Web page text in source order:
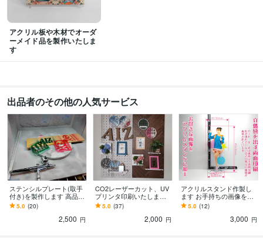
アクリル板や木材でオーダ
ーメイド品を製作いたしま
す
出品者のその他の人気サービス
ステンシルプレート(取手
付き)を製作します 高品質
な1mm厚アクリル板キャ
スト材を使用、ラテアー
5.0 (20)
2,500 円
CO2レーザーカット、UV
プリンタ印刷いたします
アクリル、木材、様々な
材料を加工いたします。
5.0 (37)
2,000 円
アクリルスタンド作製し
ます お手持ちの画像をト
リミング加工してアクリ
ルにUV印刷します
5.0 (12)
3,000 円